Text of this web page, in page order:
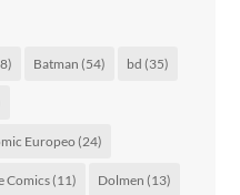
Batman (54) bd (35)
Europeo(24)
Comics(11) Dolmen (13)